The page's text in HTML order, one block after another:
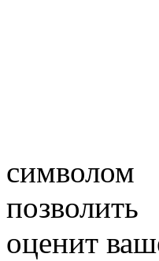
оценит